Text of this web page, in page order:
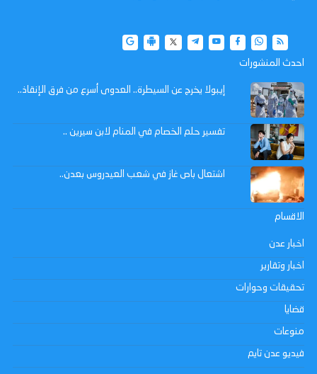
احدث المنشورات
إيبولا يخرج عن السيطرة.. العدوى أسرع من فرق الإنقاذ..
تفسير حلم الخصام في المنام لابن سيرين ..
اشتعال باص غاز في شعب العيدروس بعدن..
الاقسام
اخبار عدن
اخبار وتقارير
تحقيقات وحوارات
قضايا
منوعات
فيديو عدن تايم